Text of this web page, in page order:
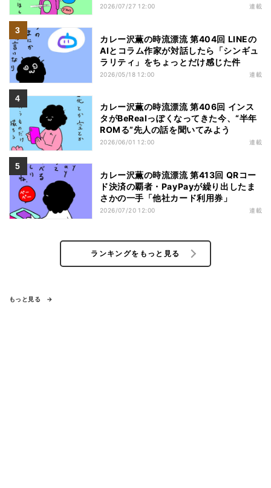
2026/07/27 12:00 連載
カレー沢薫の時流漂流 第404回 LINEの
AIとコラム作家が対話したら「シンギュ
ラリティ」をちょっとだけ感じた件
2026/05/18 12:00 連載
カレー沢薫の時流漂流 第406回 インス
タがBeRealっぽくなってきた今、“半年
ROMる”先人の話を聞いてみよう
2026/06/01 12:00 連載
カレー沢薫の時流漂流 第413回 QRコー
ド決済の覇者・PayPayが繰り出したま
さかの一手「他社カード利用券」
2026/07/20 12:00 連載
ランキングをもっと見る
もっと見る